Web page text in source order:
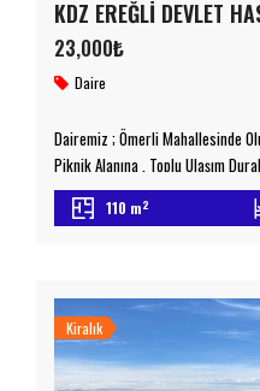
23,000₺
Daire
Dairemiz ; Ömerli Mahallesinde
Piknik Alanına , Toplu Ulaşım
Olan Dairemizin Ebeveyn
Kapalı Balkonu Mevcuttur
110 m2
Kiralık